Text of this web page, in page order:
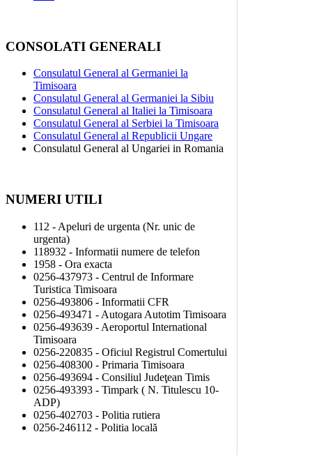
CONSOLATI GENERALI
Consulatul General al Germaniei la
Timisoara
Consulatul General al Germaniei la Sibiu
Consulatul General al Italiei la Timisoara
Consulatul General al Serbiei la Timisoara
Consulatul General al Republicii Ungare
Consulatul General al Ungariei in Romania
NUMERI UTILI
112 - Apeluri de urgenta (Nr. unic de
urgenta)
118932 - Informatii numere de telefon
1958 - Ora exacta
0256-437973 - Centrul de Informare
Turistica Timisoara
0256-493806 - Informatii CFR
0256-493471 - Autogara Autotim Timisoara
0256-493639 - Aeroportul International
Timisoara
0256-220835 - Oficiul Registrul Comertului
0256-408300 - Primaria Timisoara
0256-493694 - Consiliul Judeţean Timis
0256-493393 - Timpark ( N. Titulescu 10-
ADP)
0256-402703 - Politia rutiera
0256-246112 - Politia locală